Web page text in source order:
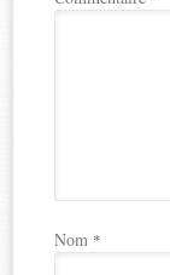
Nom *